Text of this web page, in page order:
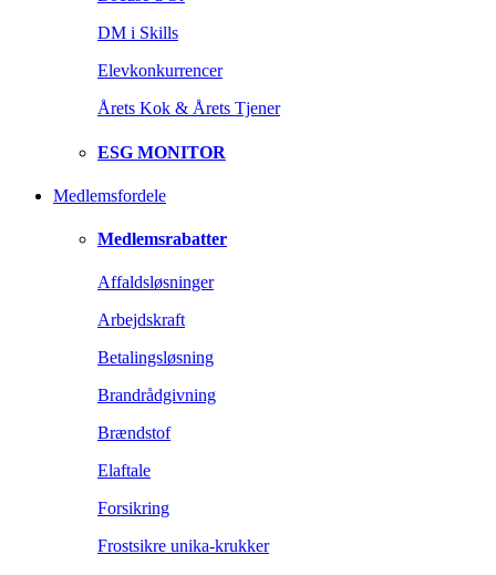
DM i Skills
Elevkonkurrencer
Årets Kok & Årets Tjener
ESG MONITOR
Medlemsfordele
Medlemsrabatter
Affaldsløsninger
Arbejdskraft
Betalingsløsning
Brandrådgivning
Brændstof
Elaftale
Forsikring
Frostsikre unika-krukker